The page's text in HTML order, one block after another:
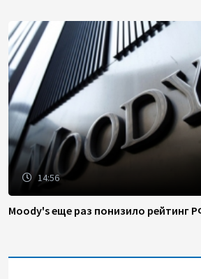
14:56
Moody's еще раз понизило рейтинг